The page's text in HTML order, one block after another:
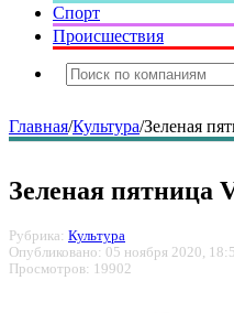
Спорт
Происшествия
Главная/Культура/Зеленая
Зеленая пятница
Рубрика: Культура
Опубликовано: 05 ноября 2020,
Просмотров: 19902